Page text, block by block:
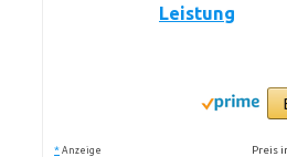
Leistung
* Anzeige Preis